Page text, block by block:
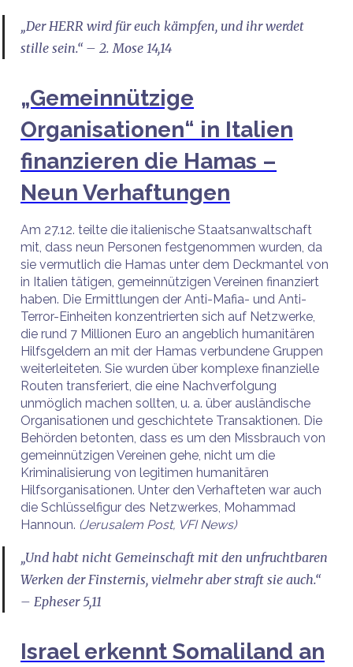
„Der HERR wird für euch kämpfen, und ihr werdet
stille sein.“ – 2. Mose 14,14
„Gemeinnützige
Organisationen“ in Italien
finanzieren die Hamas –
Neun Verhaftungen
Am 27.12. teilte die italienische Staatsanwaltschaft
mit, dass neun Personen festgenommen wurden, da
sie vermutlich die Hamas unter dem Deckmantel von
in Italien tätigen, gemeinnützigen Vereinen finanziert
haben. Die Ermittlungen der Anti-Mafia- und Anti-
Terror-Einheiten konzentrierten sich auf Netzwerke,
die rund 7 Millionen Euro an angeblich humanitären
Hilfsgeldern an mit der Hamas verbundene Gruppen
weiterleiteten. Sie wurden über komplexe finanzielle
Routen transferiert, die eine Nachverfolgung
unmöglich machen sollten, u. a. über ausländische
Organisationen und geschichtete Transaktionen. Die
Behörden betonten, dass es um den Missbrauch von
gemeinnützigen Vereinen gehe, nicht um die
Kriminalisierung von legitimen humanitären
Hilfsorganisationen. Unter den Verhafteten war auch
die Schlüsselfigur des Netzwerkes, Mohammad
Hannoun. (Jerusalem Post, VFI News)
„Und habt nicht Gemeinschaft mit den unfruchtbaren
Werken der Finsternis, vielmehr aber straft sie auch.“
– Epheser 5,11
Israel erkennt Somaliland an